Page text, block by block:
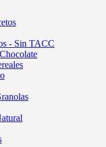
- Sin TACC